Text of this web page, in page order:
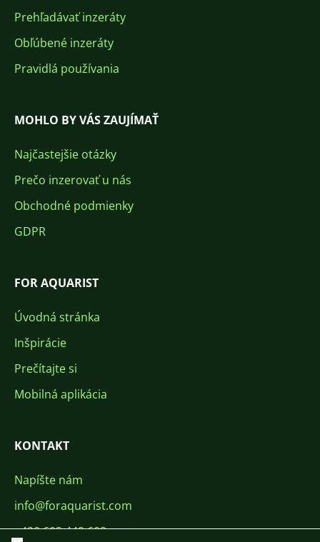
Prehľadávať inzeráty
Obľúbené inzeráty
Pravidlá používania
MOHLO BY VÁS ZAUJÍMAŤ
Najčastejšie otázky
Prečo inzerovať u nás
Obchodné podmienky
GDPR
FOR AQUARIST
Úvodná stránka
Inšpirácie
Prečítajte si
Mobilná aplikácia
KONTAKT
Napíšte nám
info@foraquarist.com
+420 603 449 602